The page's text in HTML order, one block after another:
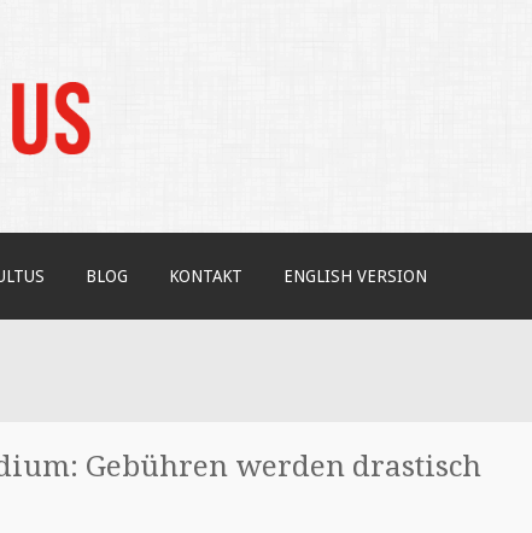
BLOG KONTAKT ENGLISH VERSION
Gebühren werden drastisch